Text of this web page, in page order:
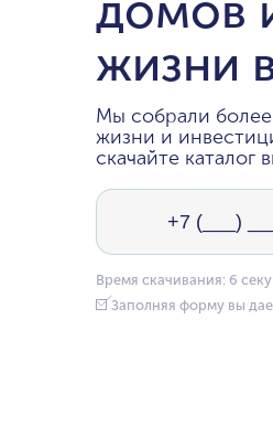
жизни
Мы собрали
жизни и
скачайте каталог
Время скачивания: 6
Заполняя форму вы